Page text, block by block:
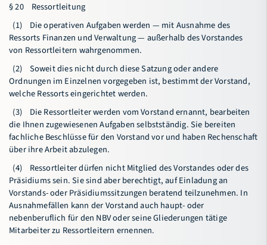
§ 20 Ressortleitung
(1) Die operativen Aufgaben werden — mit Ausnahme des
Ressorts Finanzen und Verwaltung — außerhalb des Vorstandes
von Ressortleitern wahrgenommen.
(2) Soweit dies nicht durch diese Satzung oder andere
Ordnungen im Einzelnen vorgegeben ist, bestimmt der Vorstand,
welche Ressorts eingerichtet werden.
(3) Die Ressortleiter werden vom Vorstand ernannt, bearbeiten
die Ihnen zugewiesenen Aufgaben selbstständig. Sie bereiten
fachliche Beschlüsse für den Vorstand vor und haben Rechenschaft
über ihre Arbeit abzulegen.
(4) Ressortleiter dürfen nicht Mitglied des Vorstandes oder des
Präsidiums sein. Sie sind aber berechtigt, auf Einladung an
Vorstands- oder Präsidiumssitzungen beratend teilzunehmen. In
Ausnahmefällen kann der Vorstand auch haupt- oder
nebenberuflich für den NBV oder seine Gliederungen tätige
Mitarbeiter zu Ressortleitern ernennen.